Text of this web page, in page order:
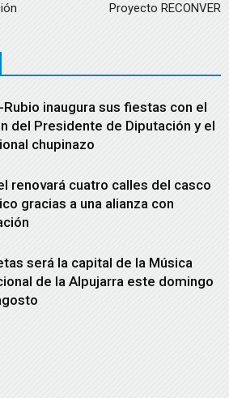
Proyecto RECONVER
inaugura sus fiestas con el
del Presidente de Diputación y el
chupinazo
renovará cuatro calles del casco
gracias a una alianza con
será la capital de la Música
de la Alpujarra este domingo